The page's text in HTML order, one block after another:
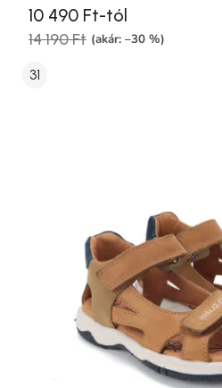
10 490 Ft-tól
14 190 Ft (akár: –30 %)
31